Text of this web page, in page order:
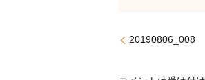
20190806_008